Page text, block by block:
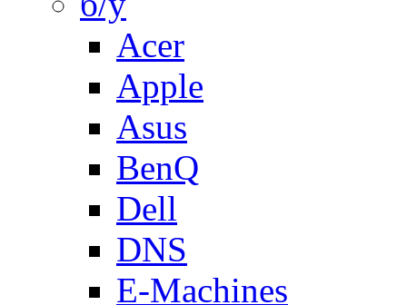
Acer
Apple
Asus
BenQ
Dell
DNS
E-Machines